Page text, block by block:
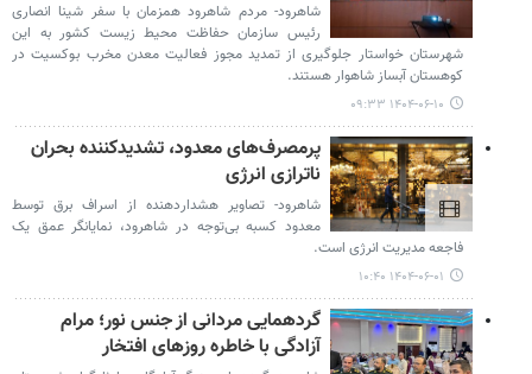
شاهرود- مردم شاهرود همزمان با سفر شینا انصاری
رئیس سازمان حفاظت محیط زیست کشور به این
شهرستان خواستار جلوگیری از تمدید مجوز فعالیت معدن مخرب بوکسیت در
کوهستان آبساز شاهوار هستند.
۱۴۰۴-۰۶-۱۰ ۰۹:۳۳
پرمصرف‌های معدود، تشدیدکننده بحران
ناترازی انرژی
شاهرود- تصاویر هشداردهنده از اسراف برق توسط
معدود کسبه بی‌توجه در شاهرود، نمایانگر عمق یک
فاجعه مدیریت انرژی است.
۱۴۰۴-۰۶-۰۱ ۱۰:۴۰
گردهمایی مردانی از جنس نور؛ مرام
آزادگی با خاطره روزهای افتخار